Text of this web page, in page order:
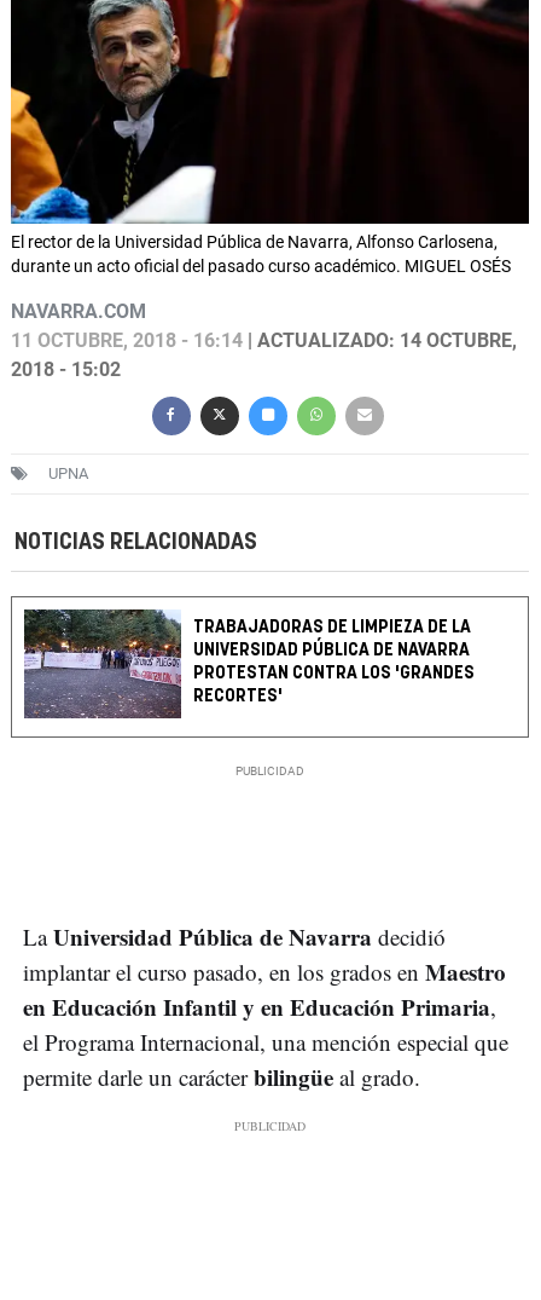
El rector de la Universidad Pública de Navarra, Alfonso Carlosena,
durante un acto oficial del pasado curso académico. MIGUEL OSÉS
NAVARRA.COM
11 OCTUBRE, 2018 - 16:14 | ACTUALIZADO: 14 OCTUBRE,
2018 - 15:02
UPNA
NOTICIAS RELACIONADAS
TRABAJADORAS DE LIMPIEZA DE LA
UNIVERSIDAD PÚBLICA DE NAVARRA
PROTESTAN CONTRA LOS 'GRANDES
RECORTES'
LaUniversidad Pública de Navarra decidió
implantar el curso pasado, en los grados en Maestro
en Educación Infantil y en Educación Primaria,
el Programa Internacional, una mención especial que
permite darle un carácterbilingüe al grado.